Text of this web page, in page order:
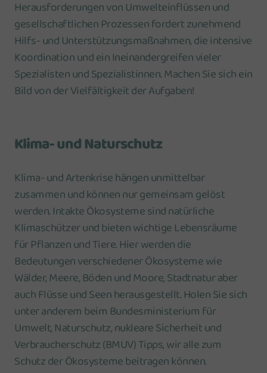
Herausforderungen von Umwelteinflüssen und
gesellschaftlichen Prozessen fordert zunehmend
Hilfs- und Unterstützungsmaßnahmen, die intensive
Koordination und ein Ineinandergreifen vieler
Spezialisten und Spezialistinnen. Machen Sie sich ein
Bild von der Vielfältigkeit der Aufgaben!
Klima- und Naturschutz
Klima- und Artenkrise hängen unmittelbar
zusammen und können nur gemeinsam gelöst
werden. Intakte Ökosysteme sind natürliche
Klimaschützer und bieten wichtige Lebensräume
für Pflanzen und Tiere. Hier werden die
Bedeutungen verschiedener Ökosysteme wie
Wälder, Meere, Böden und Moore, Stadtnatur aber
auch Flüsse und Seen herausgestellt. Holen Sie sich
unter anderem beim Bundesministerium für
Umwelt, Naturschutz, nukleare Sicherheit und
Verbraucherschutz (BMUV) Tipps, wir alle zum
Schutz der Ökosysteme beitragen können.